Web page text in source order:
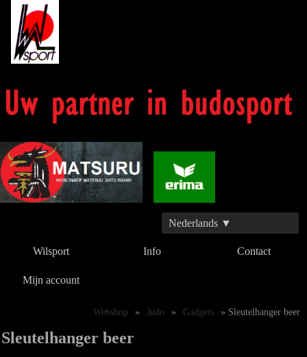
Nederlands ▼
Wilsport Info Contact
Mijn account
Webshop » Judo » Gadgets » Sleutelhanger beer
Sleutelhanger beer